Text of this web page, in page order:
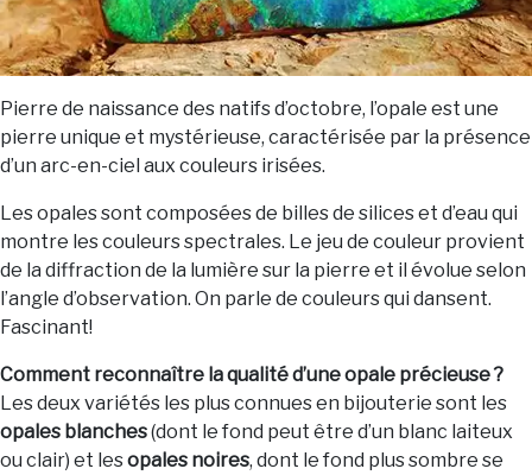
Pierre de naissance des natifs d’octobre, l’opale est une
pierre unique et mystérieuse, caractérisée par la présence
d’un arc-en-ciel aux couleurs irisées.
Les opales sont composées de billes de silices et d’eau qui
montre les couleurs spectrales. Le jeu de couleur provient
de la diffraction de la lumière sur la pierre et il évolue selon
l’angle d’observation. On parle de couleurs qui dansent.
Fascinant!
Comment reconnaître la qualité d’une opale précieuse ?
Les deux variétés les plus connues en bijouterie sont les
opales blanches(dont le fond peut être d’un blanc laiteux
ou clair) et lesopales noires, dont le fond plus sombre se